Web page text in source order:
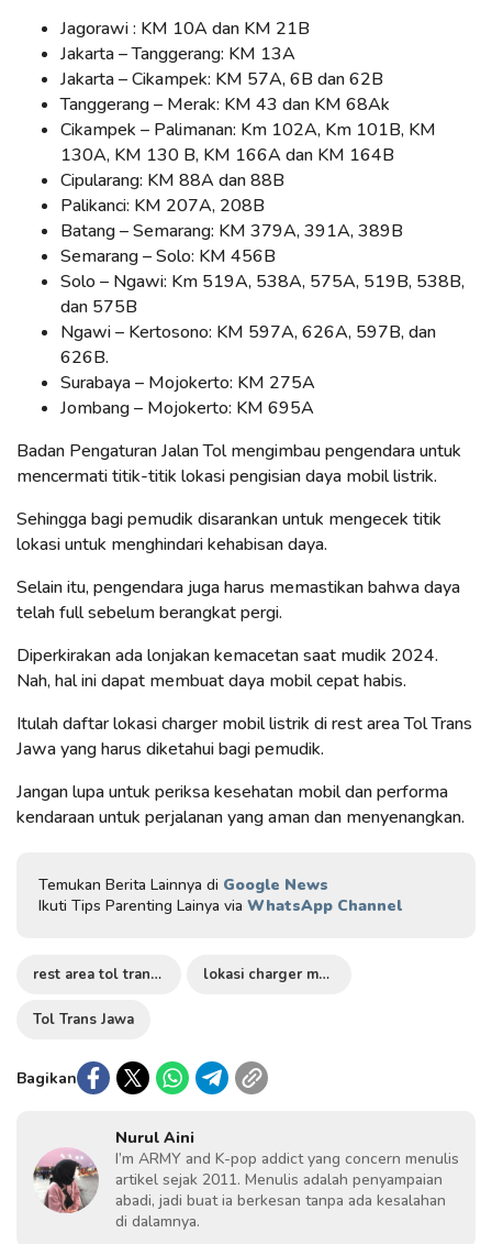
Jagorawi : KM 10A dan KM 21B
Jakarta – Tanggerang: KM 13A
Jakarta – Cikampek: KM 57A, 6B dan 62B
Tanggerang – Merak: KM 43 dan KM 68Ak
Cikampek – Palimanan: Km 102A, Km 101B, KM
130A, KM 130 B, KM 166A dan KM 164B
Cipularang: KM 88A dan 88B
Palikanci: KM 207A, 208B
Batang – Semarang: KM 379A, 391A, 389B
Semarang – Solo: KM 456B
Solo – Ngawi: Km 519A, 538A, 575A, 519B, 538B,
dan 575B
Ngawi – Kertosono: KM 597A, 626A, 597B, dan
626B.
Surabaya – Mojokerto: KM 275A
Jombang – Mojokerto: KM 695A
Badan Pengaturan Jalan Tol mengimbau pengendara untuk
mencermati titik-titik lokasi pengisian daya mobil listrik.
Sehingga bagi pemudik disarankan untuk mengecek titik
lokasi untuk menghindari kehabisan daya.
Selain itu, pengendara juga harus memastikan bahwa daya
telah full sebelum berangkat pergi.
Diperkirakan ada lonjakan kemacetan saat mudik 2024.
Nah, hal ini dapat membuat daya mobil cepat habis.
Itulah daftar lokasi charger mobil listrik di rest area Tol Trans
Jawa yang harus diketahui bagi pemudik.
Jangan lupa untuk periksa kesehatan mobil dan performa
kendaraan untuk perjalanan yang aman dan menyenangkan.
Temukan Berita Lainnya di Google News
Ikuti Tips Parenting Lainya via WhatsApp Channel
rest area tol trans jawa lokasi charger mobil listrik di rest area
Tol Trans Jawa
Bagikan
Nurul Aini
I’m ARMY and K-pop addict yang concern menulis
artikel sejak 2011. Menulis adalah penyampaian
abadi, jadi buat ia berkesan tanpa ada kesalahan
di dalamnya.